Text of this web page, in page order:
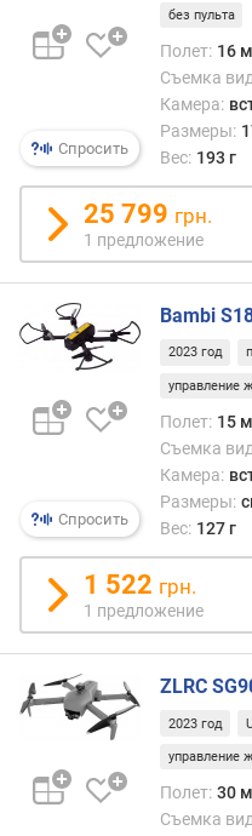
и
ж
я
м
/
ч
)
с
п
р
и
в
л
е
н
и
е
в
е
у
Спросить
без пульта
Полет: 16
Съемка
Камера:
Размеры:
Вес: 193 г
25 799 грн.
1 предложение
Спросить
Bambi
2023 год
управление
Полет: 15
Съемка
Камера:
Размеры:
Вес: 127 г
1 522 грн.
1 предложение
ZLRC
2023 год
управление
Полет: 30
Съемка